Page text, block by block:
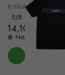
Košulja
5/5
14,10 €
Na skladištu